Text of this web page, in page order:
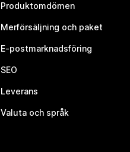
Produktomdömen
Merförsäljning och paket
E-postmarknadsföring
SEO
Leverans
Valuta och språk